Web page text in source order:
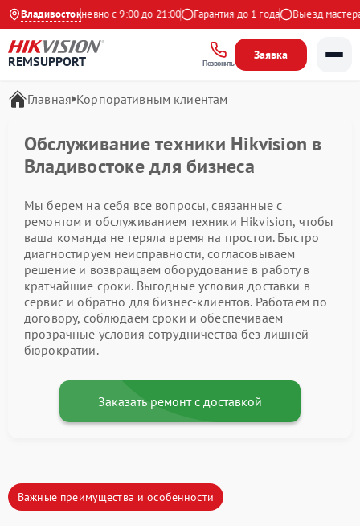
Владивосток
Яндекс Ежедневно с 9:00 до 21:00 Гарантия до 1 года Выезд мастера
REMSUPPORT Позвонить
Заявка
Главная Корпоративным клиентам
Обслуживание техники Hikvision в
Владивостоке для бизнеса
Мы берем на себя все вопросы, связанные с
ремонтом и обслуживанием техники Hikvision, чтобы
ваша команда не теряла время на простои. Быстро
диагностируем неисправности, согласовываем
решение и возвращаем оборудование в работу в
кратчайшие сроки. Выгодные условия доставки в
сервис и обратно для бизнес-клиентов. Работаем по
договору, соблюдаем сроки и обеспечиваем
прозрачные условия сотрудничества без лишней
бюрократии.
Заказать ремонт с доставкой
Важные преимущества и особенности